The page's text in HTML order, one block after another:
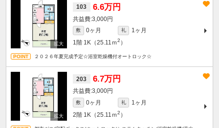
103 6.6万円
3,000円
敷 0ヶ月 礼
1ヶ月
1階 1K（25.11ｍ2 ）
２０２６年夏完成予定☆浴室乾燥機付オートロック☆
203 6.7万円
3,000円
敷 0ヶ月 礼
1ヶ月
2階 1K（25.11ｍ2 ）